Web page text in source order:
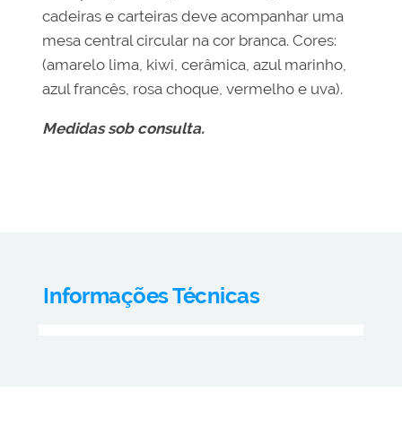
cadeiras e carteiras deve acompanhar uma
mesa central circular na cor branca. Cores:
(amarelo lima, kiwi, cerâmica, azul marinho,
azul francês, rosa choque, vermelho e uva).
Medidas sob consulta.
Informações Técnicas